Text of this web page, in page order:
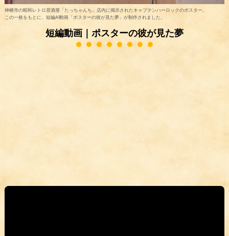
神栖市の昭和レトロ居酒屋「たっちゃんち」店内に掲示されたキャプテンハーロックのポスター。
この一枚をもとに、短編AI動画「ポスターの彼が見た夢」が制作されました。
短編動画｜ポスターの彼が見た夢